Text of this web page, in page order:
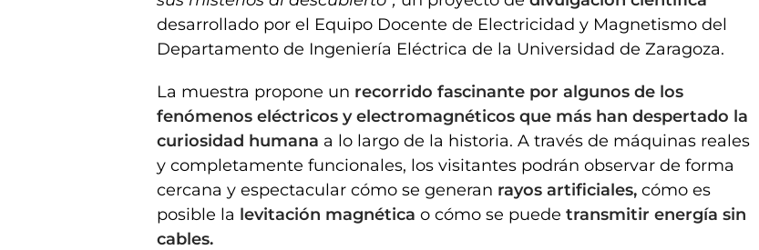
desarrollado por el Equipo Docente de Electricidad y Magnetismo del
Departamento de Ingeniería Eléctrica de la Universidad de Zaragoza.
La muestra propone un recorrido fascinante por algunos de los
fenómenos eléctricos y electromagnéticos que más han despertado la
curiosidad humana a lo largo de la historia. A través de máquinas reales
y completamente funcionales, los visitantes podrán observar de forma
cercana y espectacular cómo se generan rayos artificiales, cómo es
posible la levitación magnética o cómo se puede transmitir energía sin
cables.